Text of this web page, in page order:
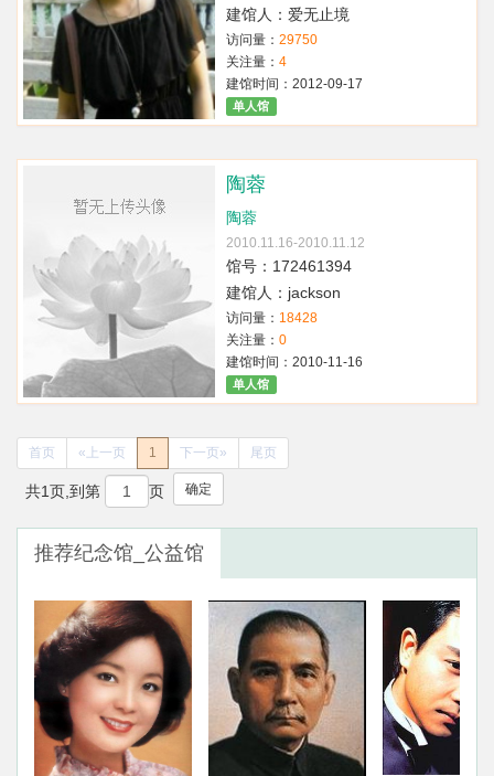
建馆人：爱无止境
访问量： 29750
关注量： 4
建馆时间：2012-09-17
单人馆
陶蓉
陶蓉
2010.11.16-2010.11.12
馆号：172461394
建馆人：jackson
访问量： 18428
关注量： 0
建馆时间：2010-11-16
单人馆
首页 «上一页 1 下一页» 尾页
共1页,到第 页 确定
推荐纪念馆_公益馆